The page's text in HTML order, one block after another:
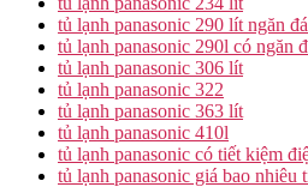
tủ lạnh panasonic 290 lít ngăn
tủ lạnh panasonic 290l có ngăn
tủ lạnh panasonic 306 lít
tủ lạnh panasonic 322
tủ lạnh panasonic 363 lít
tủ lạnh panasonic 410l
tủ lạnh panasonic có tiết kiệm
tủ lạnh panasonic giá bao nhiêu